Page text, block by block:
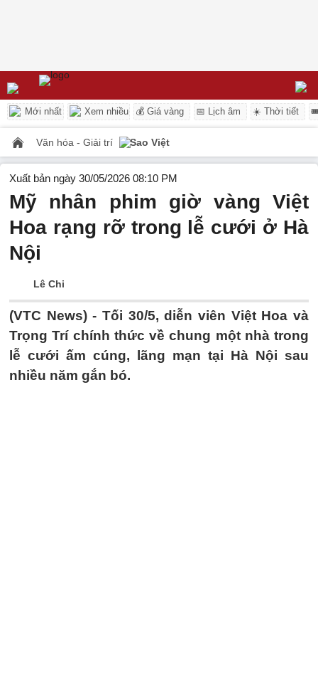
Mới nhất Xem nhiều 💰 Giá vàng 📅 Lịch âm ☀️ Thời tiết
Văn hóa - Giải trí Sao Việt
Xuất bản ngày 30/05/2026 08:10 PM
Mỹ nhân phim giờ vàng Việt
Hoa rạng rỡ trong lễ cưới ở Hà
Nội
Lê Chi
(VTC News) - Tối 30/5, diễn viên Việt Hoa và
Trọng Trí chính thức về chung một nhà trong
lễ cưới ấm cúng, lãng mạn tại Hà Nội sau
nhiều năm gắn bó.